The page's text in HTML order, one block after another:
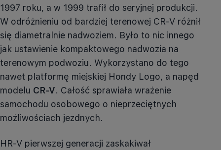
1997 roku, a w 1999 trafił do seryjnej produkcji.
W odróżnieniu od bardziej terenowej CR-V różnił
się diametralnie nadwoziem. Było to nic innego
jak ustawienie kompaktowego nadwozia na
terenowym podwoziu. Wykorzystano do tego
nawet platformę miejskiej Hondy Logo, a napęd
modelu CR-V. Całość sprawiała wrażenie
samochodu osobowego o nieprzeciętnych
możliwościach jezdnych.
HR-V pierwszej generacji zaskakiwał